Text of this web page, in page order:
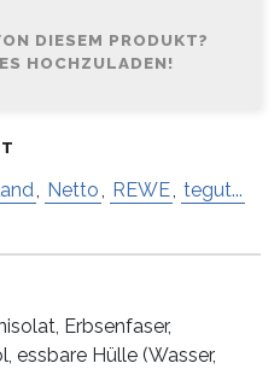
DIESEM PRODUKT?
HOCHZULADEN!
, Netto, REWE, tegut...
Erbsenfaser,
essbare Hülle (Wasser,